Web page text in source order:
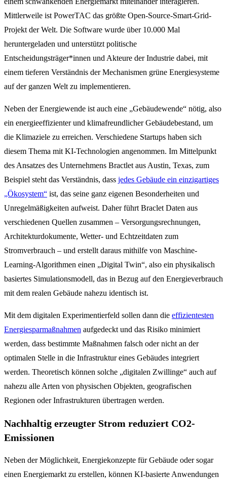
Mittlerweile ist PowerTAC das größte Open-Source-Smart-Grid-
Projekt der Welt. Die Software wurde über 10.000 Mal
heruntergeladen und unterstützt politische
Entscheidungsträger*innen und Akteure der Industrie dabei, mit
einem tieferen Verständnis der Mechanismen grüne Energiesysteme
auf der ganzen Welt zu implementieren.
Neben der Energiewende ist auch eine „Gebäudewende“ nötig, also
ein energieeffizienter und klimafreundlicher Gebäudebestand, um
die Klimaziele zu erreichen. Verschiedene Startups haben sich
diesem Thema mit KI-Technologien angenommen. Im Mittelpunkt
des Ansatzes des Unternehmens Bractlet aus Austin, Texas, zum
Beispiel steht das Verständnis, dass jedes Gebäude ein einzigartiges
„Ökosystem“ ist, das seine ganz eigenen Besonderheiten und
Unregelmäßigkeiten aufweist. Daher führt Braclet Daten aus
verschiedenen Quellen zusammen – Versorgungsrechnungen,
Architekturdokumente, Wetter- und Echtzeitdaten zum
Stromverbrauch – und erstellt daraus mithilfe von Maschine-
Learning-Algorithmen einen „Digital Twin“, also ein physikalisch
basiertes Simulationsmodell, das in Bezug auf den Energieverbrauch
mit dem realen Gebäude nahezu identisch ist.
Mit dem digitalen Experimentierfeld sollen dann die effizientesten
Energiesparmaßnahmen aufgedeckt und das Risiko minimiert
werden, dass bestimmte Maßnahmen falsch oder nicht an der
optimalen Stelle in die Infrastruktur eines Gebäudes integriert
werden. Theoretisch können solche „digitalen Zwillinge“ auch auf
nahezu alle Arten von physischen Objekten, geografischen
Regionen oder Infrastrukturen übertragen werden.
Nachhaltig erzeugter Strom reduziert CO2-
Emissionen
Neben der Möglichkeit, Energiekonzepte für Gebäude oder sogar
einen Energiemarkt zu erstellen, können KI-basierte Anwendungen